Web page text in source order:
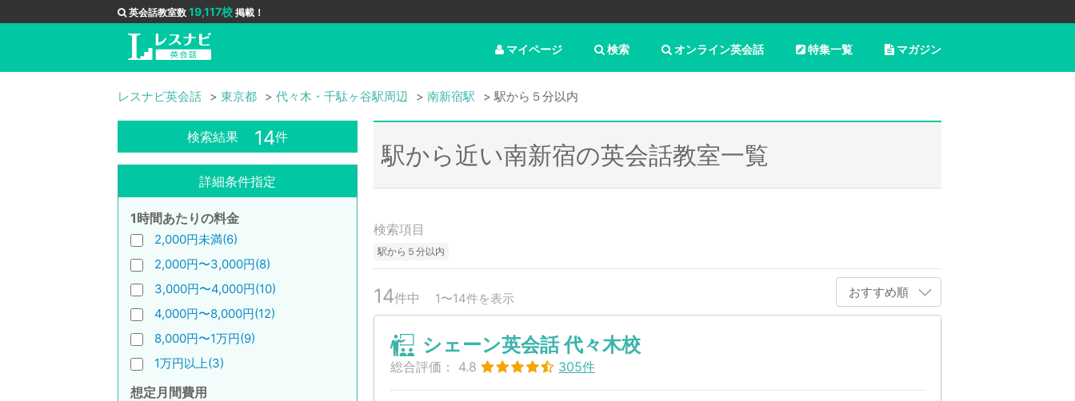
英会話教室数 19,117校 掲載！
マガジン
特集一覧
オンライン英会話
検索
マイページ
レスナビ英会話 東京都 代々木・千駄ヶ谷駅周辺 南新宿駅 駅から５分以内
検索結果 14件
詳細条件指定
1時間あたりの料金
2,000円未満(6)
2,000円〜3,000円(8)
3,000円〜4,000円(10)
4,000円〜8,000円(12)
8,000円〜1万円(9)
1万円以上(3)
想定月間費用
駅から近い南新宿の英会話教室一覧
検索項目
駅から５分以内
14件中 1〜14件を表示 おすすめ順
シェーン英会話 代々木校
総合評価： 4.8 305件